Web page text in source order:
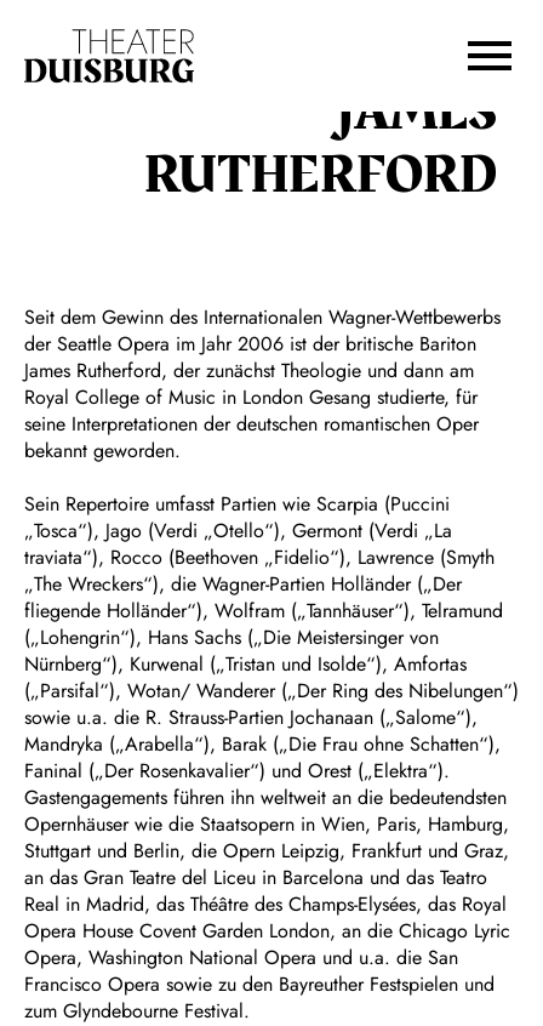
Zur Hauptnavigation springen
Zum Footer springen
JAMES
RUTHERFORD
Seit dem Gewinn des Internationalen Wagner-Wettbewerbs
der Seattle Opera im Jahr 2006 ist der britische Bariton
James Rutherford, der zunächst Theologie und dann am
Royal College of Music in London Gesang studierte, für
seine Interpretationen der deutschen romantischen Oper
bekannt geworden.
Sein Repertoire umfasst Partien wie Scarpia (Puccini
„Tosca“), Jago (Verdi „Otello“), Germont (Verdi „La
traviata“), Rocco (Beethoven „Fidelio“), Lawrence (Smyth
„The Wreckers“), die Wagner-Partien Holländer („Der
fliegende Holländer“), Wolfram („Tannhäuser“), Telramund
(„Lohengrin“), Hans Sachs („Die Meistersinger von
Nürnberg“), Kurwenal („Tristan und Isolde“), Amfortas
(„Parsifal“), Wotan/ Wanderer („Der Ring des Nibelungen“)
sowie u.a. die R. Strauss-Partien Jochanaan („Salome“),
Mandryka („Arabella“), Barak („Die Frau ohne Schatten“),
Faninal („Der Rosenkavalier“) und Orest („Elektra“).
Gastengagements führen ihn weltweit an die bedeutendsten
Opernhäuser wie die Staatsopern in Wien, Paris, Hamburg,
Stuttgart und Berlin, die Opern Leipzig, Frankfurt und Graz,
an das Gran Teatre del Liceu in Barcelona und das Teatro
Real in Madrid, das Théâtre des Champs-Elysées, das Royal
Opera House Covent Garden London, an die Chicago Lyric
Opera, Washington National Opera und u.a. die San
Francisco Opera sowie zu den Bayreuther Festspielen und
zum Glyndebourne Festival.